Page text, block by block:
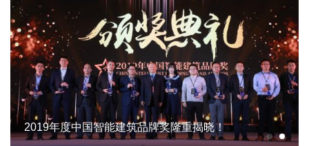
2019年度中国智能建筑品牌奖隆重揭晓！